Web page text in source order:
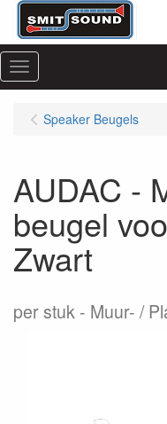
Menu
Speaker Beugels
AUDAC -
beugel
Zwart
per stuk Muur- /